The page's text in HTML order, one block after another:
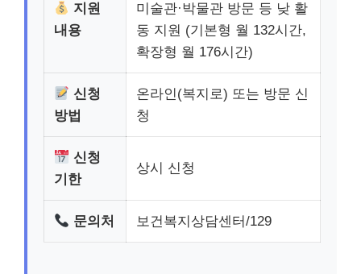
지원
내용
미술관·박물관 방문 등 낮 활
동 지원 (기본형 월 132시간,
확장형 월 176시간)
신청
방법
온라인(복지로) 또는 방문 신
청
신청
기한
상시 신청
문의처 보건복지상담센터/129